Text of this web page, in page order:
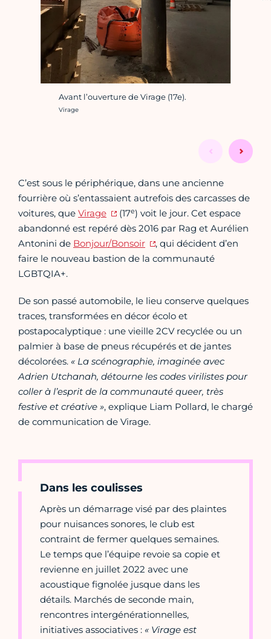
Avant l’ouverture de Virage (17e).
Crédit photo :
Virage
C’est sous le périphérique, dans une ancienne
fourrière où s’entassaient autrefois des carcasses de
voitures, que Virage (17e) voit le jour. Cet espace
abandonné est repéré dès 2016 par Rag et Aurélien
Antonini de Bonjour/Bonsoir
, qui décident d’en
faire le nouveau bastion de la communauté
LGBTQIA+.
De son passé automobile, le lieu conserve quelques
traces, transformées en décor écolo et
postapocalyptique : une vieille 2CV recyclée ou un
palmier à base de pneus récupérés et de jantes
décolorées. « La scénographie, imaginée avec
Adrien Utchanah, détourne les codes virilistes pour
coller à l’esprit de la communauté queer, très
festive et créative », explique Liam Pollard, le chargé
de communication de Virage.
Dans les coulisses
Après un démarrage visé par des plaintes
pour nuisances sonores, le club est
contraint de fermer quelques semaines.
Le temps que l’équipe revoie sa copie et
revienne en juillet 2022 avec une
acoustique fignolée jusque dans les
détails. Marchés de seconde main,
rencontres intergénérationnelles,
initiatives associatives : « Virage est